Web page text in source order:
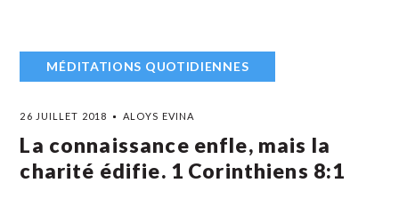
MÉDITATIONS QUOTIDIENNES
26 JUILLET 2018 ALOYS EVINA
La connaissance enfle, mais la
charité édifie. 1 Corinthiens 8:1